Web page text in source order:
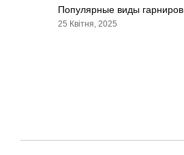
Популярные виды гарниров
25 Квітня, 2025